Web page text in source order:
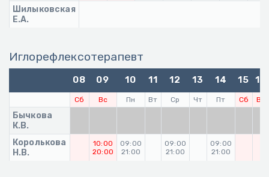
Шилыковская
Е.А.
Иглорефлексотерапевт
08 09 10 11 12 13 14 15 16
Сб Вс Пн Вт Ср Чт Пт Сб Вс
Бычкова
К.В.
Королькова
Н.В.
10:00
20:00
09:00
21:00
09:00
21:00
09:00
21:00